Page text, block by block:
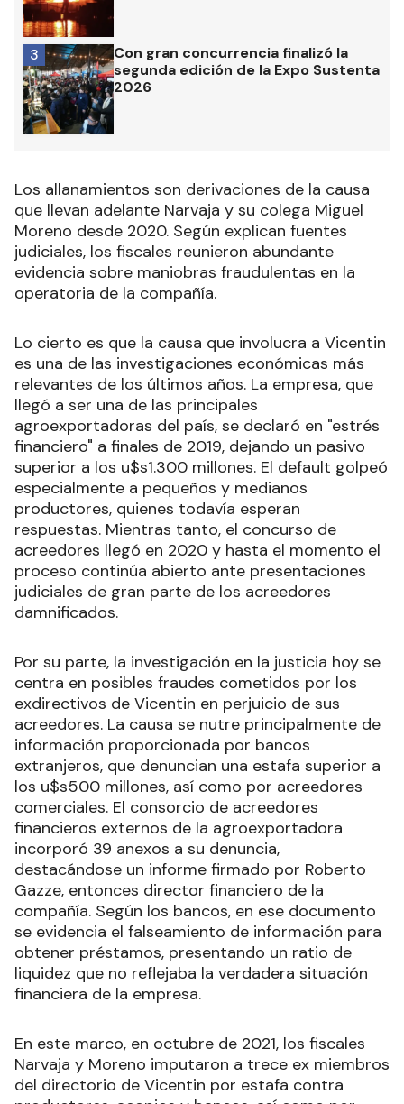
Con gran concurrencia finalizó la
segunda edición de la Expo Sustenta
2026
3
Los allanamientos son derivaciones de la causa
que llevan adelante Narvaja y su colega Miguel
Moreno desde 2020. Según explican fuentes
judiciales, los fiscales reunieron abundante
evidencia sobre maniobras fraudulentas en la
operatoria de la compañía.
Lo cierto es que la causa que involucra a Vicentin
es una de las investigaciones económicas más
relevantes de los últimos años. La empresa, que
llegó a ser una de las principales
agroexportadoras del país, se declaró en "estrés
financiero" a finales de 2019, dejando un pasivo
superior a los u$s1.300 millones. El default golpeó
especialmente a pequeños y medianos
productores, quienes todavía esperan
respuestas. Mientras tanto, el concurso de
acreedores llegó en 2020 y hasta el momento el
proceso continúa abierto ante presentaciones
judiciales de gran parte de los acreedores
damnificados.
Por su parte, la investigación en la justicia hoy se
centra en posibles fraudes cometidos por los
exdirectivos de Vicentin en perjuicio de sus
acreedores. La causa se nutre principalmente de
información proporcionada por bancos
extranjeros, que denuncian una estafa superior a
los u$s500 millones, así como por acreedores
comerciales. El consorcio de acreedores
financieros externos de la agroexportadora
incorporó 39 anexos a su denuncia,
destacándose un informe firmado por Roberto
Gazze, entonces director financiero de la
compañía. Según los bancos, en ese documento
se evidencia el falseamiento de información para
obtener préstamos, presentando un ratio de
liquidez que no reflejaba la verdadera situación
financiera de la empresa.
En este marco, en octubre de 2021, los fiscales
Narvaja y Moreno imputaron a trece ex miembros
del directorio de Vicentin por estafa contra